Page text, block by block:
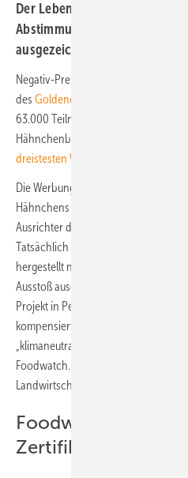
Der Lebensmittelkonzern wird
Abstimmung mit dem
ausgezeichnet, weist aber die
Negativ-Preis für Rewe: Bei einer
des Goldenen Windbeutels
63.000 Teilnehmer das als
Hähnchenbrustfilet der Rewe-
dreistesten Werbelüge des Jahre
Die Werbung erwecke den Eindruck,
Hähnchens nicht schädlich auf das
Ausrichter des Preises, die
Tatsächlich werde das
hergestellt noch würde der bei der
Ausstoß ausgeglichen. Foodwatch-
Projekt in Peru, durch das die
kompensiert wurden, schützt den
„klimaneutral“ zu bewerben, sei
Foodwatch. Dreiviertel aller
Landwirtschaft entfallen auf die
Foodwatch
Zertifikate